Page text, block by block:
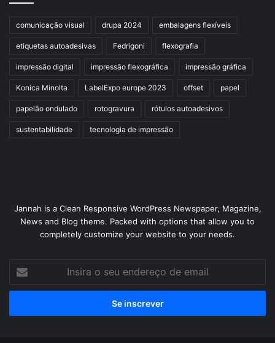
comunicação visual drupa 2024 embalagens flexíveis
etiquetas autoadesivas Fedrigoni flexografia
impressão digital impressão flexográfica impressão gráfica
Konica Minolta LabelExpo europe 2023 offset papel
papelão ondulado rotogravura rótulos autoadesivos
sustentabilidade tecnologia de impressão
Jannah is a Clean Responsive WordPress Newspaper, Magazine,
News and Blog theme. Packed with options that allow you to
completely customize your website to your needs.
seu
de